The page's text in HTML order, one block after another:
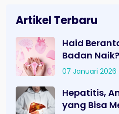
Artikel Terbaru
Haid
Badan
07 Januari 2026
Hepatitis,
yang Bisa